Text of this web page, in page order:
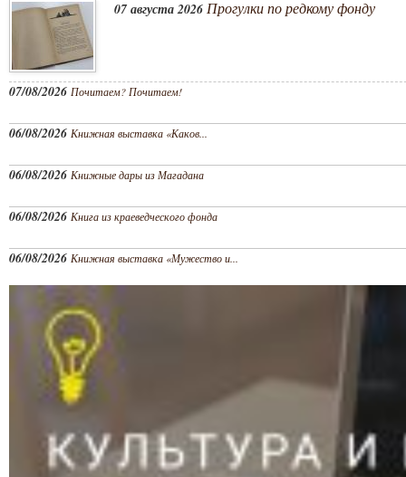
07 августа 2026 Прогулки по редкому фонду
07/08/2026 Почитаем? Почитаем!
06/08/2026 Книжная выставка «Каков...
06/08/2026 Книжные дары из Магадана
06/08/2026 Книга из краеведческого фонда
06/08/2026 Книжная выставка «Мужество и...